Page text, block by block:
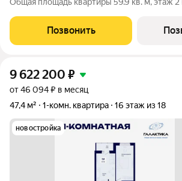
«Космос» на проспекте Космонавтов. Это
любит городскую
Позвонить
9 622 200 ₽
от 46 094 ₽ в месяц
47,4 м²
1-комн. квартира 16 этаж из 18
новостройка